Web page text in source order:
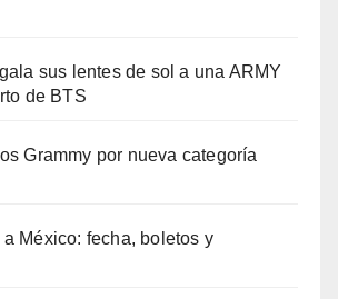
sus lentes de sol a una ARMY
de BTS
Grammy por nueva categoría
México: fecha, boletos y